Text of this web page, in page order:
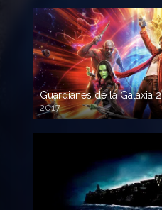
Guardianes de la Galaxia 2
2017
720p HD